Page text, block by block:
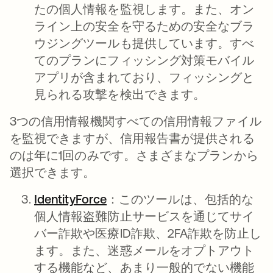
たの個人情報を監視します。また、オン
ライン上の安全を守るための安全なブラ
ウジングツールも提供しています。すべ
てのプランにフィッシング対策モバイル
アプリが含まれており、フィッシングと
見られる攻撃を検出できます。
3つの信用情報機関すべての信用情報ファイル
を監視できますが、信用報告書が提供される
のは年に1回のみです。さまざまなプランから
選択できます。
IdentityForce 新しいタブで開く
：このツールは、包括的な
個人情報盗難防止サービスを通じてサイ
バー詐欺や医療ID詐欺、2FA詐欺を防止し
ます。また、迷惑メールをオプトアウト
する機能など、あまり一般的でない機能